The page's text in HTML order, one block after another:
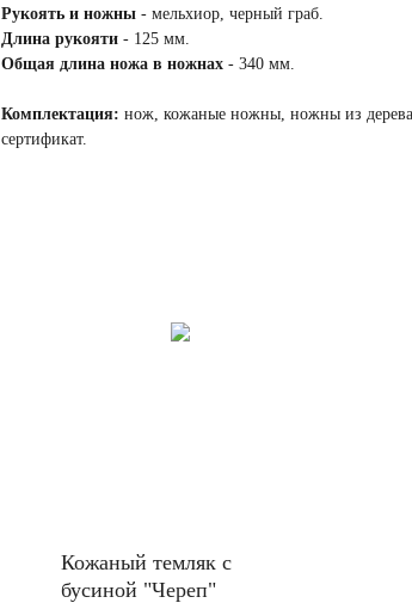
Рукоять и ножны - мельхиор, черный граб.
Длина рукояти - 125 мм.
Общая длина ножа в ножнах - 340 мм.
Комплектация: нож, кожаные ножны, ножны из
сертификат.
Кожаный темляк с
бусиной "Череп"